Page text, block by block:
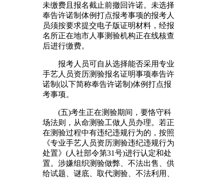
未缴费且报名截止前撤回许诺。未选择
奉告许诺制体例打点报考事项的报考人
员须按要求提交电子版证明材料，经报
名所正在地市人事测验机构正在线核查
后进行缴费。
报考人员可自从选择能否采用专业
手艺人员资历测验报名证明事项奉告许
诺制(以下简称奉告许诺制)体例打点报
考事项。
(五)考生正在测验期间，要恪守科
场法则，从命测验工做人员办理。若正
在测验过程中有违纪违规行为的，按照
《专业手艺人员资历测验违纪违规行为
处置》(人社部令第31号)进行认定和处
置。涉嫌组织测验做弊、不法出售、供
给试题、谜底、取代测验、不法利用、